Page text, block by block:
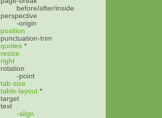
before/after/inside
perspective
-origin
position
punctuation-trim
quotes *
resize
right
rotation
-point
tab-size
table-layout *
target
text
-align